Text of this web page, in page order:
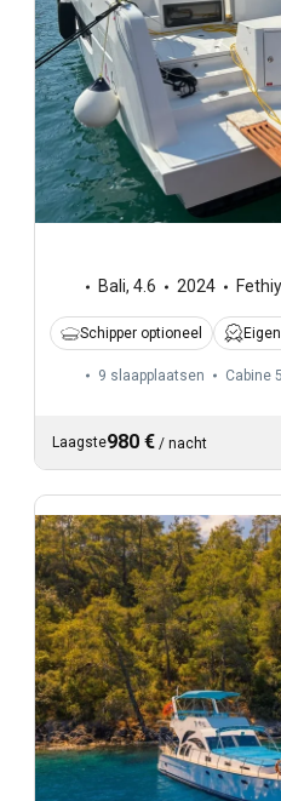
Bali, 4.6 2024
Schipper optioneel
9 slaapplaatsen Cabine 5
Laagste980 € / nacht